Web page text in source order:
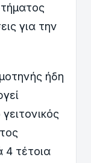
για την
ήδη
4 τέτοια